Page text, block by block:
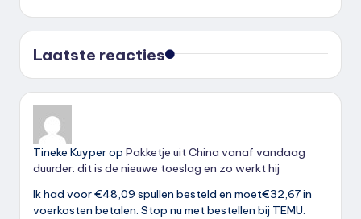
Laatste reacties
Tineke Kuyperop Pakketje uit China vanaf vandaag
duurder: dit is de nieuwe toeslag en zo werkt hij
Ik had voor €48,09 spullen besteld en moet€32,67 in
voerkosten betalen. Stop nu met bestellen bij TEMU.